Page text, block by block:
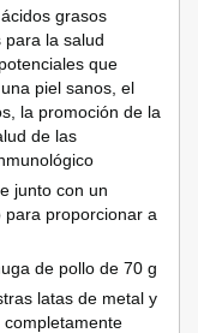
grasos
la salud
que
piel sanos, el
la promoción de la
de las
junto con un
proporcionar a
de pollo de 70 g
latas de metal y